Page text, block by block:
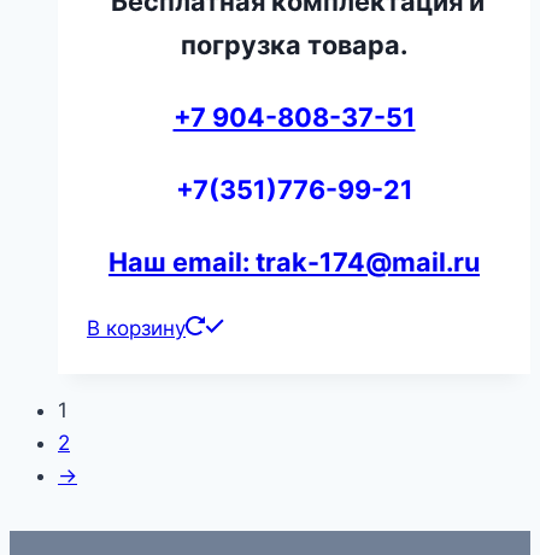
погрузка товара.
+7 904-808-37-51
+7(351)776-99-21
Наш email: trak-174@mail.ru
В корзину
1
2
→